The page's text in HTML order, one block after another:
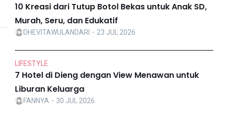
10 Kreasi dari Tutup Botol Bekas untuk Anak SD,
Murah, Seru, dan Edukatif
DHEVITAWULANDARI ・23 JUL 2026
LIFESTYLE
7 Hotel di Dieng dengan View Menawan untuk
Liburan Keluarga
FANNYA ・30 JUL 2026